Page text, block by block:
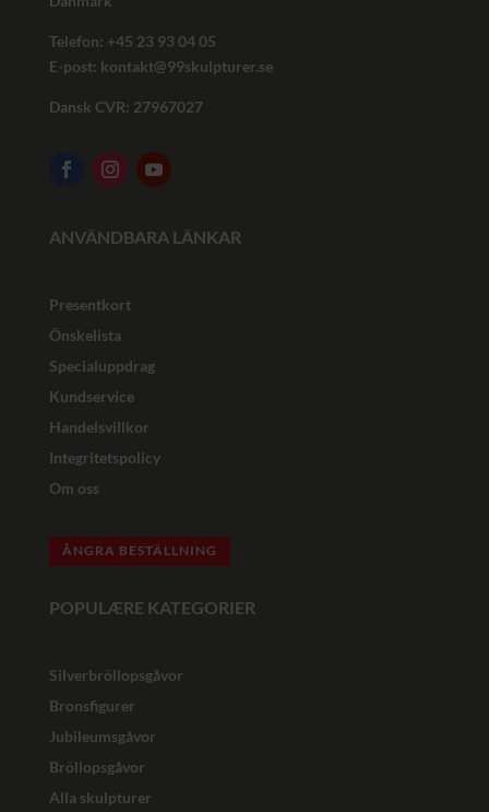
Telefon: +45 23 93 04 05
E-post: kontakt@99skulpturer.se
Dansk CVR: 27967027
ANVÄNDBARA LÄNKAR
Presentkort
Önskelista
Specialuppdrag
Kundservice
Handelsvillkor
Integritetspolicy
Om oss
ÅNGRA BESTÄLLNING
POPULÆRE KATEGORIER
Silverbröllopsgåvor
Bronsfigurer
Jubileumsgåvor
Bröllopsgåvor
Alla skulpturer